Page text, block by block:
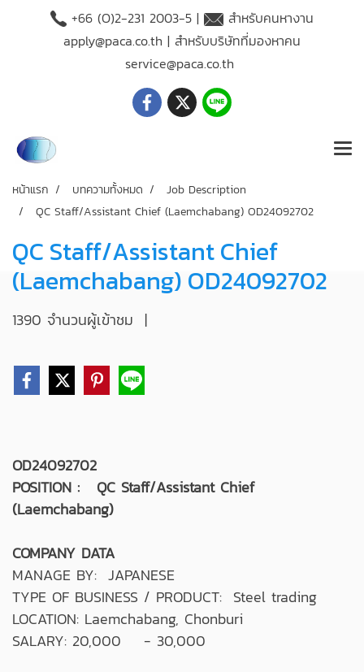
+66 (O)2-231 2003-5 |
สำหรับคนหางาน
apply@paca.co.th | สำหรับบริษัทที่มองหาคน
service@paca.co.th
หน้าแรก บทความทั้งหมด
Job Description
QC Staff/Assistant Chief (Laemchabang) OD24092702
QC Staff/Assistant Chief
(Laemchabang) OD24092702
1390 จำนวนผู้เข้าชม |
OD24092702
POSITION : QC Staff/Assistant Chief
(Laemchabang)
COMPANY DATA
MANAGE BY: JAPANESE
TYPE OF BUSINESS / PRODUCT: Steel trading
LOCATION: Laemchabang, Chonburi
SALARY: 20,000 - 30,000